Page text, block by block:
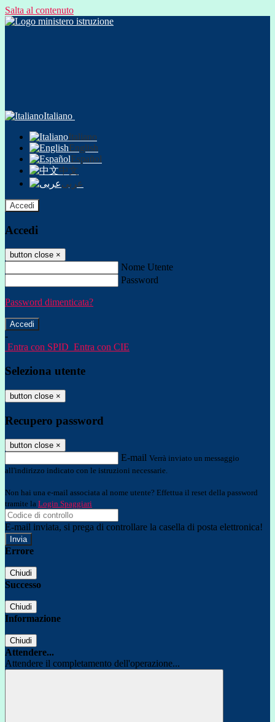
Salta al contenuto
Italiano
Italiano
English
Español
中文
عربى
Accedi
Accedi
button close ×
Nome Utente
Password
Password dimenticata?
-
Entra con SPID Entra con CIE
Seleziona utente
button close ×
Recupero password
button close ×
E-mail Verrà inviato un messaggio
all'indirizzo indicato con le istruzioni necessarie.
Non hai una e-mail associata al nome utente? Effettua il reset della password
tramite la Login Spaggiari
E-mail inviata, si prega di controllare la casella di posta elettronica!
Errore
Chiudi
Successo
Chiudi
Informazione
Chiudi
Attendere...
Attendere il completamento dell'operazione...